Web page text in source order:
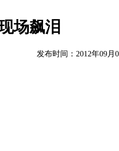
场飙泪
发布时间：2012年09月